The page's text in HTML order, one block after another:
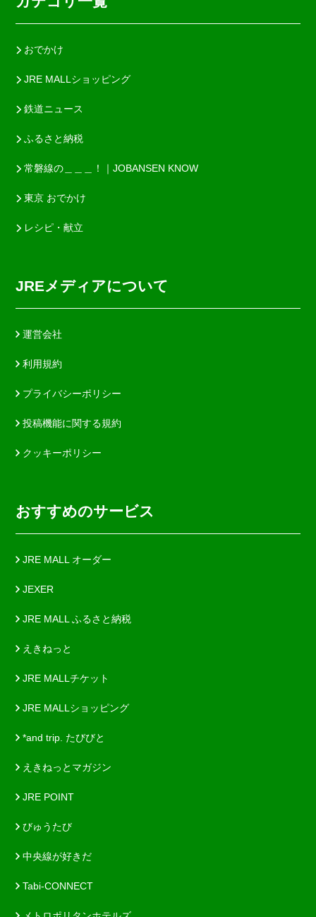
おでかけ
JRE MALLショッピング
鉄道ニュース
ふるさと納税
常磐線の＿＿＿！｜JOBANSEN KNOW
東京 おでかけ
レシピ・献立
JREメディアについて
運営会社
利用規約
プライバシーポリシー
投稿機能に関する規約
クッキーポリシー
おすすめのサービス
JRE MALL オーダー
JEXER
JRE MALL ふるさと納税
えきねっと
JRE MALLチケット
JRE MALLショッピング
*and trip. たびびと
えきねっとマガジン
JRE POINT
びゅうたび
中央線が好きだ
Tabi-CONNECT